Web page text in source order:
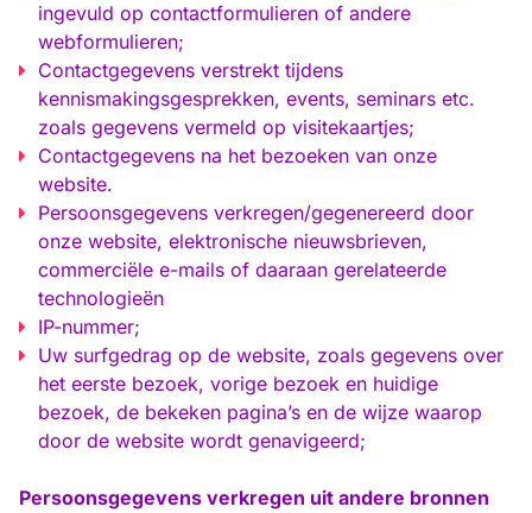
ingevuld op contactformulieren of andere
webformulieren;
Contactgegevens verstrekt tijdens
kennismakingsgesprekken, events, seminars etc.
zoals gegevens vermeld op visitekaartjes;
Contactgegevens na het bezoeken van onze
website.
Persoonsgegevens verkregen/gegenereerd door
onze website, elektronische nieuwsbrieven,
commerciële e-mails of daaraan gerelateerde
technologieën
IP-nummer;
Uw surfgedrag op de website, zoals gegevens over
het eerste bezoek, vorige bezoek en huidige
bezoek, de bekeken pagina’s en de wijze waarop
door de website wordt genavigeerd;
Persoonsgegevens verkregen uit andere bronnen